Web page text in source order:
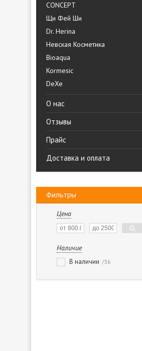
CONCEPT
Щи Фей Ши
Dr. Herina
Невская Косметика
Bioaqua
Kormesic
DeXe
О нас
Отзывы
Прайс
Доставка и оплата
Фильтры
Цена
Наличие
В наличии 36